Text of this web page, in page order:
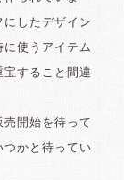
したデザイン
使うアイテム
宝すること間違
開始を待って
つかと待ってい